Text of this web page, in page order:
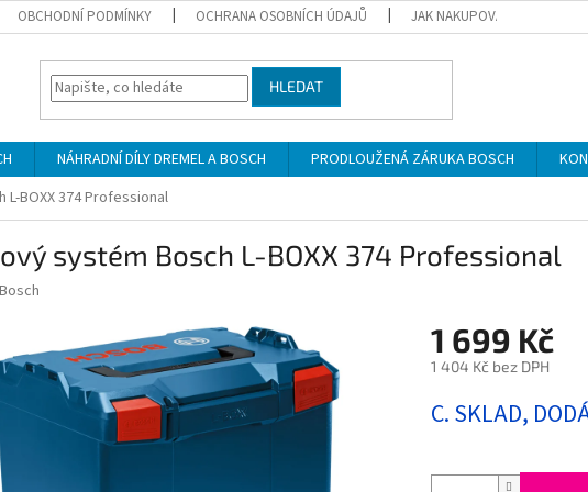
OBCHODNÍ PODMÍNKY OCHRANA OSOBNÍCH ÚDAJŮ JAK NAKUPOVAT
HLEDAT
NÁHRADNÍ DÍLY DREMEL A BOSCH PRODLOUŽENÁ ZÁRUKA BOSCH
BOXX 374 Professional
systém Bosch L-BOXX 374 Professional
Bosch
1 699 Kč
1 404 Kč bez DPH
cena:
C. SKLAD,